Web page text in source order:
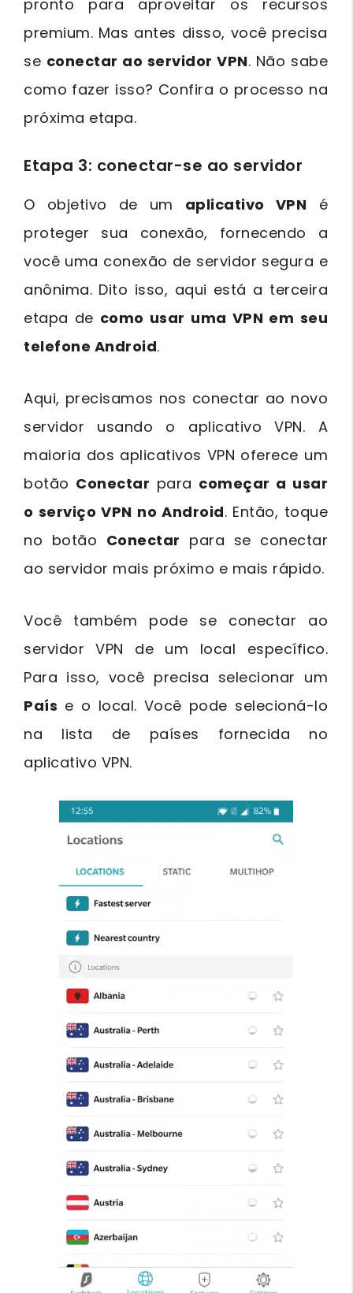
pronto para aproveitar os recursos
premium. Mas antes disso, você precisa
se conectar ao servidor VPN. Não sabe
como fazer isso? Confira o processo na
próxima etapa.
Etapa 3: conectar-se ao servidor
O objetivo de um aplicativo VPN é
proteger sua conexão, fornecendo a
você uma conexão de servidor segura e
anônima. Dito isso, aqui está a terceira
etapa de como usar uma VPN em seu
telefone Android.
Aqui, precisamos nos conectar ao novo
servidor usando o aplicativo VPN. A
maioria dos aplicativos VPN oferece um
botão Conectar para começar a usar
o serviço VPN no Android. Então, toque
no botão Conectar para se conectar
ao servidor mais próximo e mais rápido.
Você também pode se conectar ao
servidor VPN de um local específico.
Para isso, você precisa selecionar um
País e o local. Você pode selecioná-lo
na lista de países fornecida no
aplicativo VPN.